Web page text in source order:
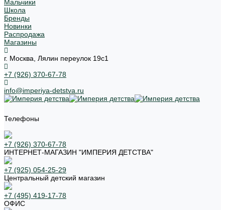
Мальчики
Школа
Бренды
Новинки
Распродажа
Магазины
г. Москва, Лялин переулок 19с1
+7 (926) 370-67-78
info@imperiya-detstva.ru
Телефоны
+7 (926) 370-67-78
ИНТЕРНЕТ-МАГАЗИН "ИМПЕРИЯ ДЕТСТВА"
+7 (925) 054-25-29
Центральный детский магазин
+7 (495) 419-17-78
ОФИС